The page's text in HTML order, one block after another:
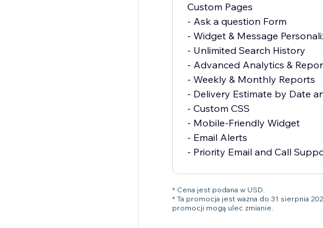
Custom Pages
- Ask a question Form
- Widget & Message
- Unlimited Search History
- Advanced Analytics &
- Weekly & Monthly Reports
- Delivery Estimate by Date
- Custom CSS
- Mobile-Friendly Widget
- Email Alerts
- Priority Email and Call
* Cena jest podana w USD.
* Ta promocja jest ważna do 31 sierpnia
promocji mogą ulec zmianie.